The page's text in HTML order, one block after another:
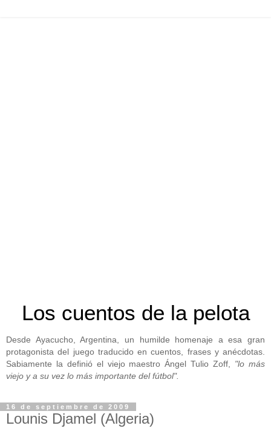
Los cuentos de la pelota
Desde Ayacucho, Argentina, un humilde homenaje a esa gran
protagonista del juego traducido en cuentos, frases y anécdotas.
Sabiamente la definió el viejo maestro Ángel Tulio Zoff, "lo más
viejo y a su vez lo más importante del fútbol".
16 de septiembre de 2009
Lounis Djamel (Algeria)